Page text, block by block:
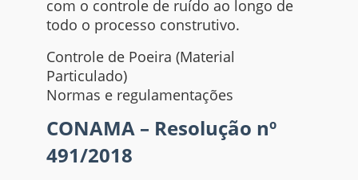
com o controle de ruído ao longo de
todo o processo construtivo.
Controle de Poeira (Material
Particulado)
Normas e regulamentações
CONAMA – Resolução nº
491/2018